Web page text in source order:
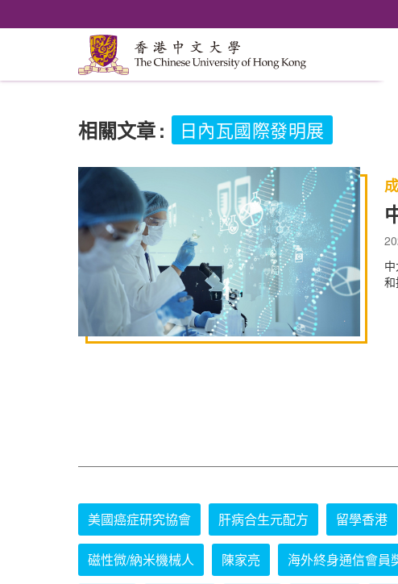
相關文章: 日內瓦國際發明展
美國癌症研究協會 肝病合生元配方 留學香港
磁性微/納米機械人 陳家亮 海外終身通信會員